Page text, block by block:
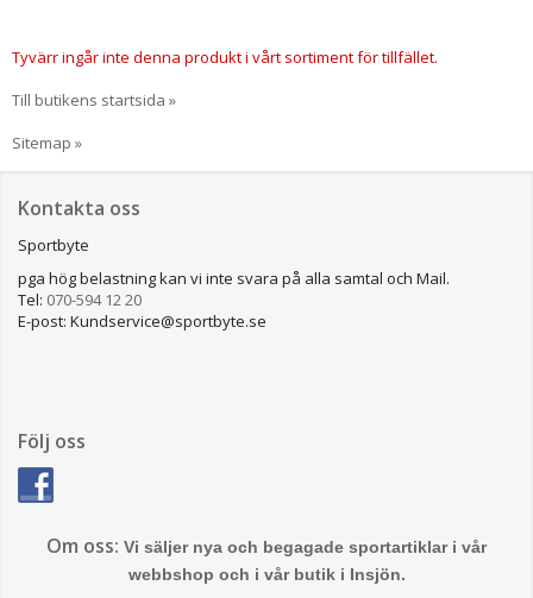
Tyvärr ingår inte denna produkt i vårt sortiment för tillfället.
Till butikens startsida »
Sitemap »
Kontakta oss
Sportbyte
pga hög belastning kan vi inte svara på alla samtal och Mail.
Tel: 070-594 12 20
E-post: Kundservice@sportbyte.se
Följ oss
Om oss: Vi säljer nya och begagade sportartiklar i vår
webbshop och i vår butik i Insjön.